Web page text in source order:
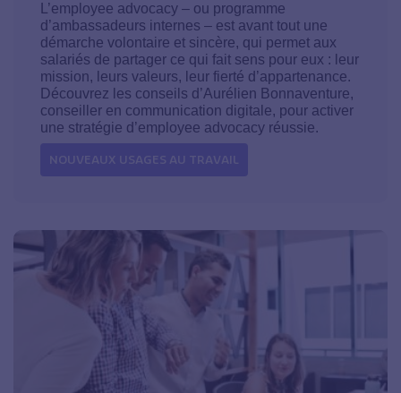
L’employee advocacy – ou programme
d’ambassadeurs internes – est avant tout une
démarche volontaire et sincère, qui permet aux
salariés de partager ce qui fait sens pour eux : leur
mission, leurs valeurs, leur fierté d’appartenance.
Découvrez les conseils d’Aurélien Bonnaventure,
conseiller en communication digitale, pour activer
une stratégie d’employee advocacy réussie.
NOUVEAUX USAGES AU TRAVAIL